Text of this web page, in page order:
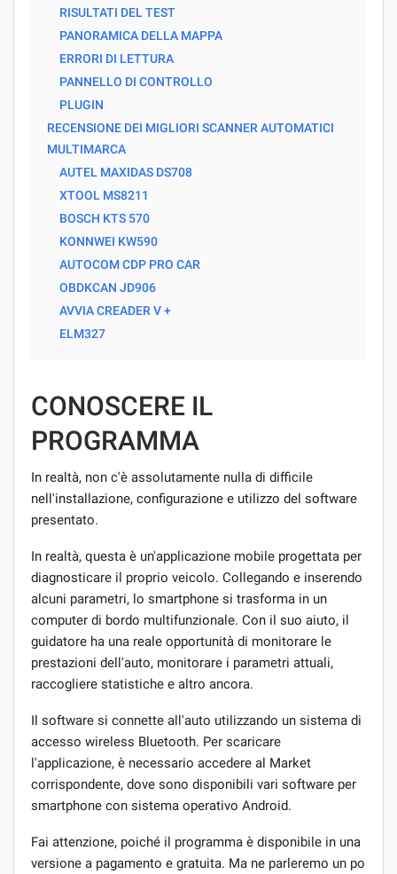
RISULTATI DEL TEST
PANORAMICA DELLA MAPPA
ERRORI DI LETTURA
PANNELLO DI CONTROLLO
PLUGIN
RECENSIONE DEI MIGLIORI SCANNER AUTOMATICI
MULTIMARCA
AUTEL MAXIDAS DS708
XTOOL MS8211
BOSCH KTS 570
KONNWEI KW590
AUTOCOM CDP PRO CAR
OBDKCAN JD906
AVVIA CREADER V +
ELM327
CONOSCERE IL
PROGRAMMA
In realtà, non c'è assolutamente nulla di difficile
nell'installazione, configurazione e utilizzo del software
presentato.
In realtà, questa è un'applicazione mobile progettata per
diagnosticare il proprio veicolo. Collegando e inserendo
alcuni parametri, lo smartphone si trasforma in un
computer di bordo multifunzionale. Con il suo aiuto, il
guidatore ha una reale opportunità di monitorare le
prestazioni dell'auto, monitorare i parametri attuali,
raccogliere statistiche e altro ancora.
Il software si connette all'auto utilizzando un sistema di
accesso wireless Bluetooth. Per scaricare
l'applicazione, è necessario accedere al Market
corrispondente, dove sono disponibili vari software per
smartphone con sistema operativo Android.
Fai attenzione, poiché il programma è disponibile in una
versione a pagamento e gratuita. Ma ne parleremo un po